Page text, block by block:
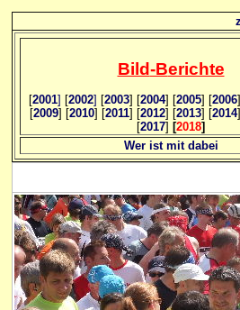
Bild-Berichte
[2001] [2002] [2003] [2004] [2005] [2006]
[2009] [2010] [2011] [2012] [2013] [2014
[2017] [2018]
Wer ist mit dabei